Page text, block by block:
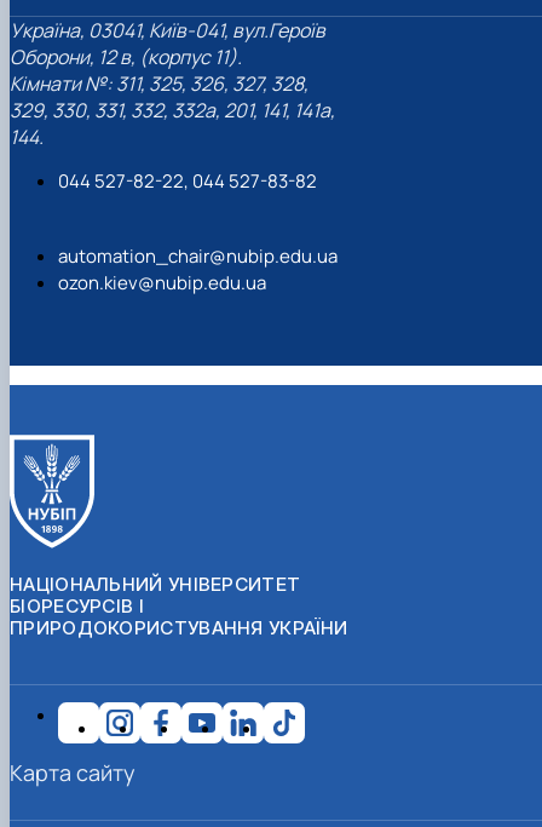
Україна, 03041, Київ-041, вул.Героїв
Оборони, 12 в, (корпус 11).
Кімнати №: 311, 325, 326, 327, 328,
329, 330, 331, 332, 332а, 201, 141, 141а,
144.
044 527-82-22, 044 527-83-82
automation_chair@nubip.edu.ua
ozon.kiev@nubip.edu.ua
НАЦІОНАЛЬНИЙ УНІВЕРСИТЕТ
БІОРЕСУРСІВ І
ПРИРОДОКОРИСТУВАННЯ УКРАЇНИ
Карта сайту